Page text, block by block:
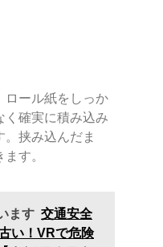
ロール紙をしっか
く確実に積み込み
挟み込んだま
す。
ます 交通安全
い！VRで危険